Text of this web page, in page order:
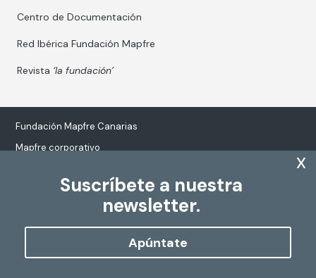
Suscríbete a nuestra
newsletter.
Apúntate
x
Centro de Documentación
Red Ibérica Fundación Mapfre
Revista ‘la fundación’
Fundación Mapfre Canarias
Mapfre corporativo
Tratamiento de datos personales
Política de Cookies